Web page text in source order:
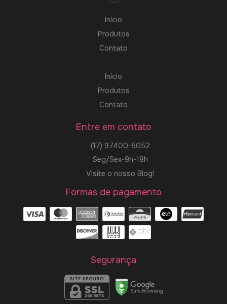
Início
Produtos
Contato
Início
Produtos
Contato
Entre em contato
(17) 97400-5052
Seg/Sex-9h-18h
Visite o nosso Blog!
Formas de pagamento
Segurança